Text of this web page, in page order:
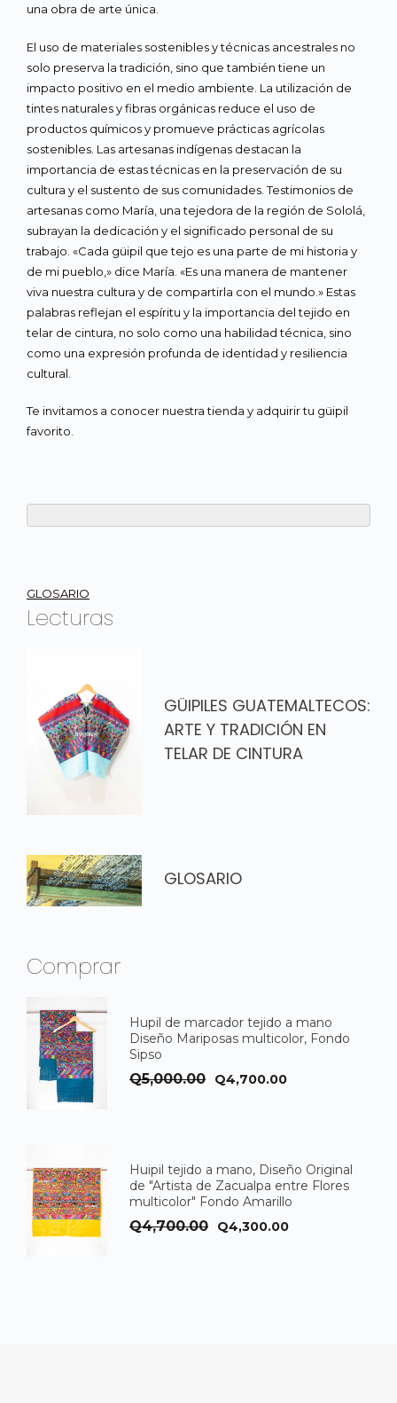
una obra de arte única.
El uso de materiales sostenibles y técnicas ancestrales no
solo preserva la tradición, sino que también tiene un
impacto positivo en el medio ambiente. La utilización de
tintes naturales y fibras orgánicas reduce el uso de
productos químicos y promueve prácticas agrícolas
sostenibles. Las artesanas indígenas destacan la
importancia de estas técnicas en la preservación de su
cultura y el sustento de sus comunidades. Testimonios de
artesanas como María, una tejedora de la región de Sololá,
subrayan la dedicación y el significado personal de su
trabajo. «Cada güipil que tejo es una parte de mi historia y
de mi pueblo,» dice María. «Es una manera de mantener
viva nuestra cultura y de compartirla con el mundo.» Estas
palabras reflejan el espíritu y la importancia del tejido en
telar de cintura, no solo como una habilidad técnica, sino
como una expresión profunda de identidad y resiliencia
cultural.
Te invitamos a conocer nuestra tienda y adquirir tu güipil
favorito.
Navegación
entradas
GLOSARIO
Lecturas
GÜIPILES GUATEMALTECOS:
ARTE Y TRADICIÓN EN
TELAR DE CINTURA
GLOSARIO
Comprar
Hupil de marcador tejido a mano
Diseño Mariposas multicolor, Fondo
Sipso
Q5,000.00 El
Q5,000.00.
Q4,700.00El
Q4,700.00.
Huipil tejido a mano, Diseño Original
de "Artista de Zacualpa entre Flores
multicolor" Fondo Amarillo
Q4,700.00 El
Q4,300.00El